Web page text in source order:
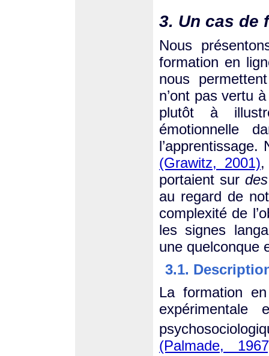
3. Un cas de
Nous
formation en
nous
n’ont pas vertu
plutôt à
émotionnelle
(Grawitz, 2001),
portaient sur
au regard de
complexité de
les signes
une quelconque
3.1.
La formation
expérimentale
(Palmade,